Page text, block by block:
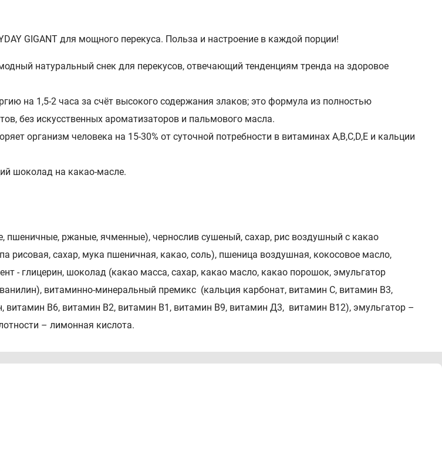
GIGANT для мощного перекуса. Польза и настроение в каждой порции!
натуральный снек для перекусов, отвечающий тенденциям тренда на здоровое
на 1,5-2 часа за счёт высокого содержания злаков; это формула из полностью
без искусственных ароматизаторов и пальмового масла.
организм человека на 15-30% от суточной потребности в витаминах А,В,С,D,E и кальции
шоколад на какао-масле.
пшеничные, ржаные, ячменные), чернослив сушеный, сахар, рис воздушный с какао
рисовая, сахар, мука пшеничная, какао, соль), пшеница воздушная, кокосовое масло,
- глицерин, шоколад (какао масса, сахар, какао масло, какао порошок, эмульгатор
витаминно-минеральный премикс (кальция карбонат, витамин С, витамин В3,
витамин В6, витамин В2, витамин В1, витамин В9, витамин Д3, витамин В12), эмульгатор –
– лимонная кислота.